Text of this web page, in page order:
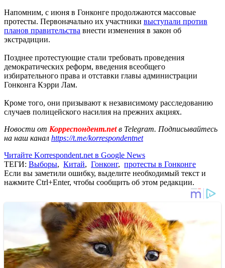
Напомним, с июня в Гонконге продолжаются массовые
протесты. Первоначально их участники выступали против
планов правительства внести изменения в закон об
экстрадиции.
Позднее протестующие стали требовать проведения
демократических реформ, введения всеобщего
избирательного права и отставки главы администрации
Гонконга Кэрри Лам.
Кроме того, они призывают к независимому расследованию
случаев полицейского насилия на прежних акциях.
Новости от Корреспондент.netв Telegram. Подписывайтесь
на наш канал https://t.me/korrespondentnet
Читайте Korrespondent.net в Google News
ТЕГИ: Выборы, Китай, Гонконг, протесты в Гонконге
Если вы заметили ошибку, выделите необходимый текст и
нажмите Ctrl+Enter, чтобы сообщить об этом редакции.